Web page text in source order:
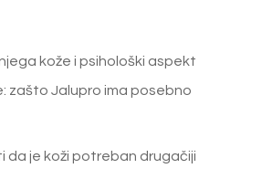
kože i psihološki aspekt
zašto Jalupro ima posebno
da je koži potreban drugačiji